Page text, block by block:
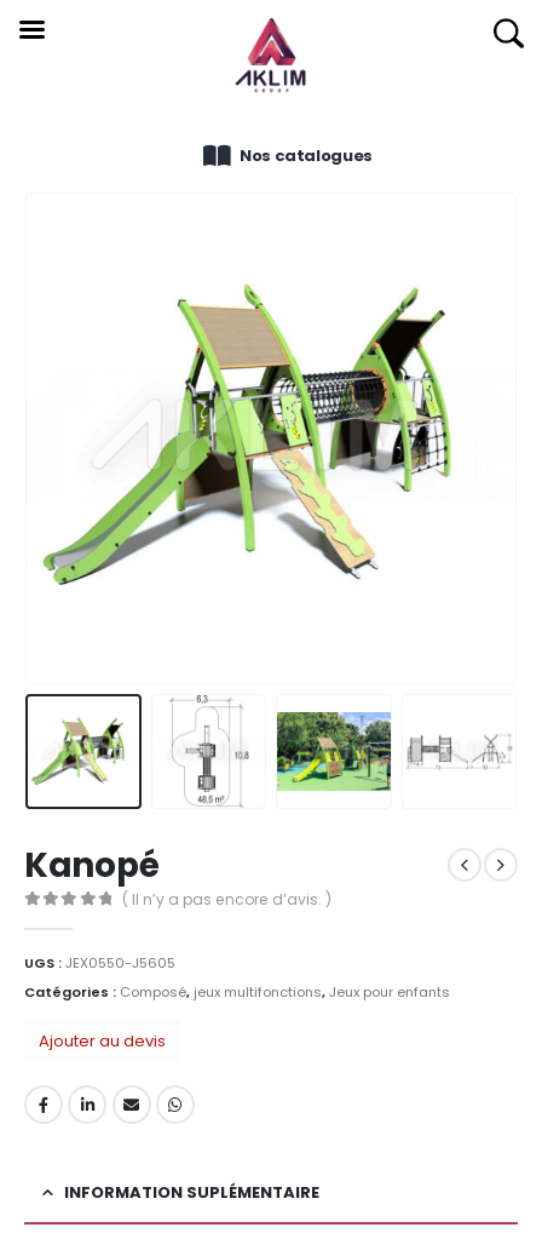
Nos catalogues
Kanopé
( Il n’y a pas encore d’avis. )
UGS :JEX0550-J5605
Catégories : Composé, jeux multifonctions,Jeux pour enfants
Ajouter au devis
INFORMATION SUPLÉMENTAIRE